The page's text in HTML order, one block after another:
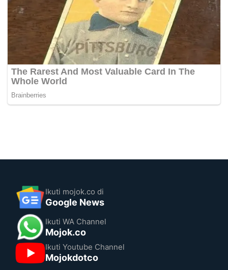
Ikuti mojok.co di
Google News
Ikuti WA Channel
Mojok.co
Ikuti Youtube Channel
Mojokdotco